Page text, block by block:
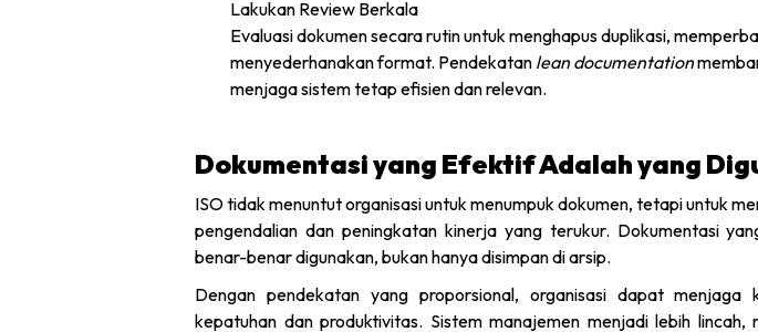
Lakukan Review Berkala
Evaluasi dokumen secara rutin untuk menghapus duplikasi,
menyederhanakan format. Pendekatan lean documentation
menjaga sistem tetap efisien dan relevan.
Dokumentasi yang Efektif Adalah yang
ISO tidak menuntut organisasi untuk menumpuk dokumen, tetapi untuk
pengendalian dan peningkatan kinerja yang terukur. Dokumentasi
benar-benar digunakan, bukan hanya disimpan di arsip.
Dengan pendekatan yang proporsional, organisasi dapat menjaga
kepatuhan dan produktivitas. Sistem manajemen menjadi lebih lincah,